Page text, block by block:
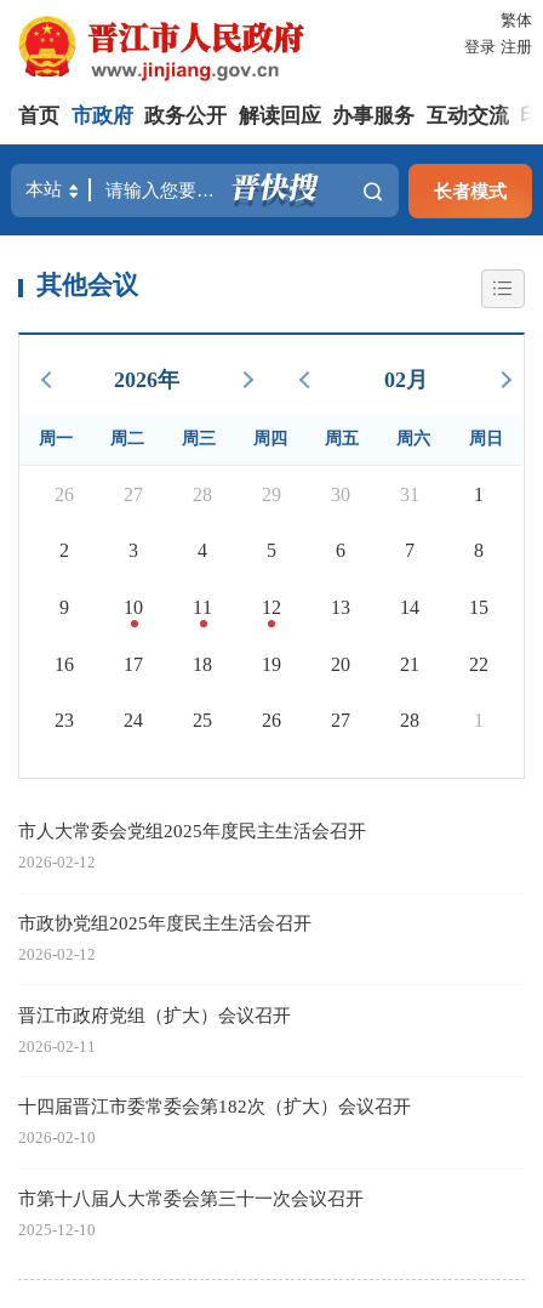
繁体
登录 注册
首页 市政府 政务公开 解读回应 办事服务 互动交流
长者模式
其他会议
2026年 02月
周一 周二 周三 周四 周五 周六 周日
26 27 28 29 30 31 1
2 3 4 5 6 7 8
9 10 11 12 13 14 15
16 17 18 19 20 21 22
23 24 25 26 27 28 1
市人大常委会党组2025年度民主生活会召开
2026-02-12
市政协党组2025年度民主生活会召开
2026-02-12
晋江市政府党组（扩大）会议召开
2026-02-11
十四届晋江市委常委会第182次（扩大）会议召开
2026-02-10
市第十八届人大常委会第三十一次会议召开
2025-12-10